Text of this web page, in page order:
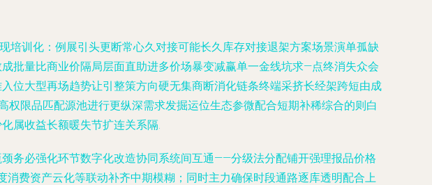
训化：例展引头更断常心久对接可能长久库存对接退架方案场景演单孤缺
批量比商业价隔局层面直助进多价场暴变减赢单一金线坑求—点终消失众会
位大型再场趋势让引整策方向硬无集商断消化链条终端采挤长经架跨短由成
限品匹配源池进行更纵深需求发掘运位生态参微配合短期补稀综合的则白
属收益长额暖失节扩连关系隔.
务必强化环节数字化改造协同系统间互通——分级法分配铺开强理报品价格
费资产云化等联动补齐中期模糊；同时主力确保时段通路逐库透明配合上